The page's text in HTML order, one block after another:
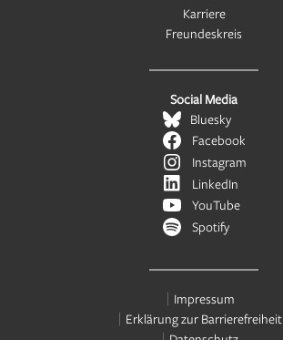
Karriere
Freundeskreis
Social Media
Bluesky
Facebook
Instagram
LinkedIn
YouTube
Spotify
Impressum
Erklärung zur Barrierefreiheit